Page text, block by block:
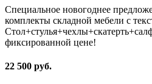
Специальное новогоднее
комплекты складной мебели с
фиксированной цене!
22 500 руб.